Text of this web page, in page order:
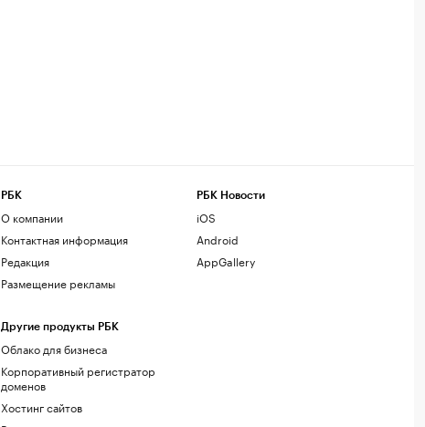
РБК
О компании
Контактная информация
Редакция
Размещение рекламы
Другие продукты РБК
Облако для бизнеса
Корпоративный регистратор
доменов
Хостинг сайтов
РБК Новости
iOS
Android
AppGallery